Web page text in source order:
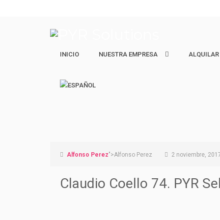
INICIO NUESTRA EMPRESA
NUESTRA EMPRESA ALQUILAR
ALQUILAR
Alfonso Perez">Alfonso Perez 2 noviembre,
Claudio Coello 74. PYR